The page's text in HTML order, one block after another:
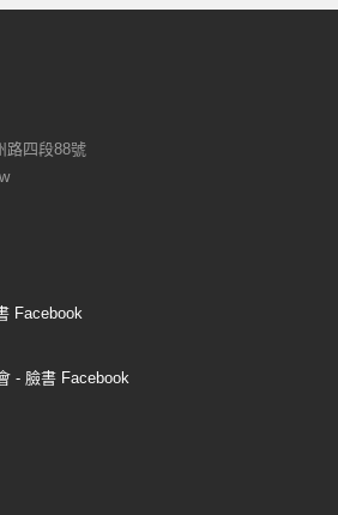
路四段88號
Facebook
- 臉書 Facebook